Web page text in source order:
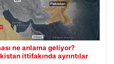
ne anlama geliyor?
ittifakında ayrıntılar